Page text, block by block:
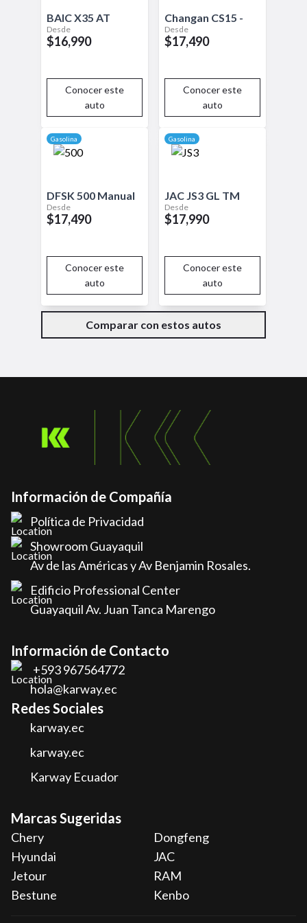
BAICX35 AT
Desde
$16,990
Conocer este
auto
Changan CS15 -
Desde
$17,490
Conocer este
auto
Gasolina
DFSK 500 Manual
Desde
$17,490
Conocer este
auto
Gasolina
JAC JS3 GL TM
Desde
$17,990
Conocer este
auto
Comparar con estos autos
Información de Compañía
Política de Privacidad
Showroom Guayaquil
Av de las Américas y Av Benjamin Rosales.
Edificio Professional Center
Guayaquil Av. Juan Tanca Marengo
Información de Contacto
+593 967564772
hola@karway.ec
Redes Sociales
karway.ec
karway.ec
Karway Ecuador
Marcas Sugeridas
Chery
Dongfeng
Hyundai
JAC
Jetour
RAM
Bestune
Kenbo